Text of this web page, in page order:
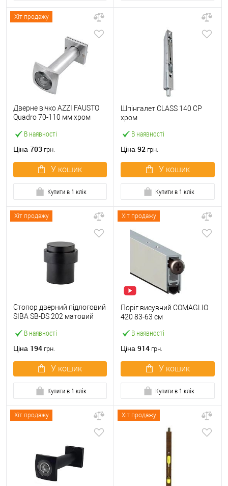
Хіт продажу
В наявності
Дверне вічко AZZI FAUSTO
Quadro 70-110 мм хром
Ціна 703 грн.
У кошик
Купити в 1 клік
В наявності
Шпінгалет CLASS 140 CP
хром
Ціна 92 грн.
У кошик
Купити в 1 клік
Хіт продажу
В наявності
Стопор дверний підлоговий
SIBA SB-DS 202 матовий
Ціна 194 грн.
У кошик
Купити в 1 клік
Хіт продажу
В наявності
Поріг висувний COMAGLIO
420 83-63 см
Ціна 914 грн.
У кошик
Купити в 1 клік
Хіт продажу Хіт продажу